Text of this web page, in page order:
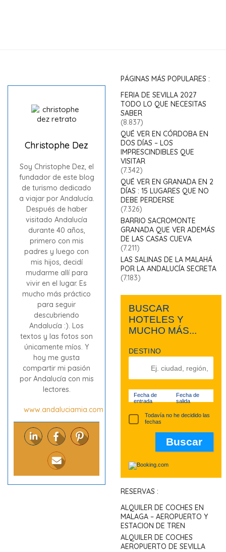
Christophe Dez
Soy Christophe Dez, el
fundador de este blog
de turismo dedicado
a viajar por Andalucía.
Después de haber
visitado Andalucía
durante 40 años,
primero con mis
padres y luego con
mis hijos, decidí
mudarme allí para
vivir en el lugar. Es
mucho más práctico
para seguir
descubriendo
Andalucía :). Los
textos y las fotos son
únicamente míos. Y
hoy me gusta
compartir mi pasión
por Andalucía con mis
lectores.
www.andaluciamia.com
PÁGINAS MÁS POPULARES :
FERIA DE SEVILLA 2027
TODO LO QUE NECESITAS
SABER
(8.837)
QUÉ VER EN CÓRDOBA EN
DOS DÍAS – LOS
IMPRESCINDIBLES QUE
VISITAR
(7.342)
QUÉ VER EN GRANADA EN 2
DÍAS : 15 LUGARES QUE NO
DEBE PERDERSE
(7.326)
BARRIO SACROMONTE
GRANADA QUE VER ADEMÁS
DE LAS CASAS CUEVA
(7.211)
LAS SALINAS DE LA MALAHÁ
POR LA ANDALUCÍA SECRETA
(7.183)
BUSCAR
HOTELES Y
MUCHO MÁS...
DESTINO
Fecha de
entrada
Fecha de
salida
Todavía no he decidido las
fechas
RESERVAS :
ALQUILER DE COCHES EN
MALAGA – AEROPUERTO Y
ESTACION DE TREN
ALQUILER DE COCHES
AEROPUERTO DE SEVILLA